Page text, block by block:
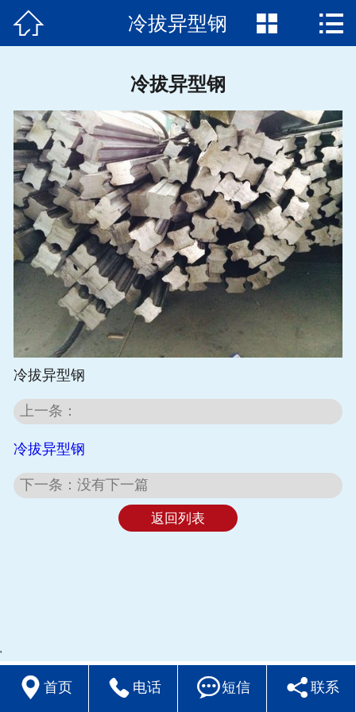
首页
新闻动态
加工中心
应用案例
冷拔知识
联系方式
 冷拔异型钢  
冷拔异型钢
冷拔异型钢
上一条：
冷拔异型钢
下一条：没有下一篇
返回列表
'
 首页  电话 短信  联系